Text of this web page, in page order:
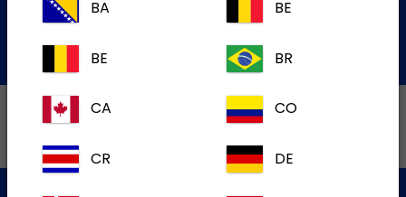
BA BE
BE BR
CA CO
CR DE